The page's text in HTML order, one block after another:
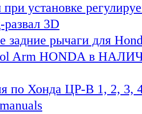
установке
3D
задние рычаги для
Arm HONDA в
по Хонда ЦР-В 1, 2, 3,